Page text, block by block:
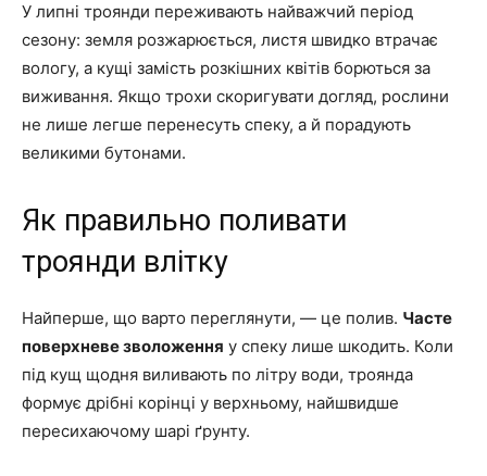
У липні троянди переживають найважчий період
сезону: земля розжарюється, листя швидко втрачає
вологу, а кущі замість розкішних квітів борються за
виживання. Якщо трохи скоригувати догляд, рослини
не лише легше перенесуть спеку, а й порадують
великими бутонами.
Як правильно поливати
троянди влітку
Найперше, що варто переглянути, — це полив. Часте
поверхневе зволоження у спеку лише шкодить. Коли
під кущ щодня виливають по літру води, троянда
формує дрібні корінці у верхньому, найшвидше
пересихаючому шарі ґрунту.